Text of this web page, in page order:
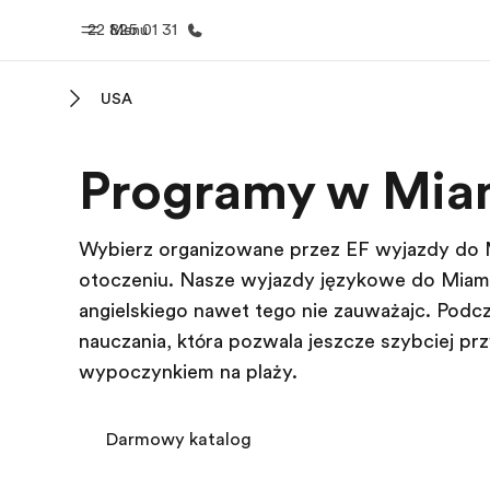
Menu
22 825 01 31
Witamy w EF Sprawdź
USA
Programy w
Wybierz organizowane przez EF wyjazdy do
otoczeniu. Nasze wyjazdy językowe do
angielskiego nawet tego nie zauważając.
nauczania, która pozwala jeszcze szybciej
wypoczynkiem na plaży.
Darmowy katalog